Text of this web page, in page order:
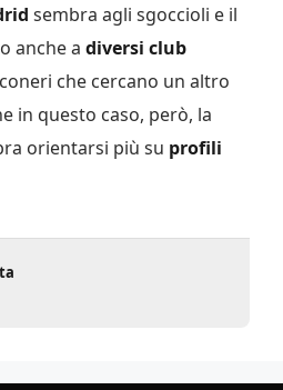
sembra agli sgoccioli e il
anche a diversi club
che cercano un altro
in questo caso, però, la
orientarsi più su profili